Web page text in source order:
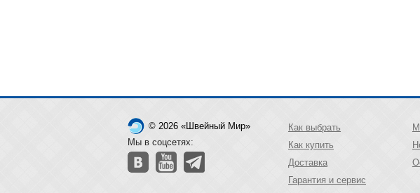
© 2026 «Швейный Мир»
Мы в соцсетях:
Как выбрать
Как купить
Доставка
Гарантия и сервис